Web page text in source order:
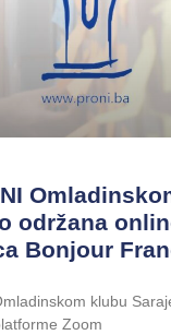
održana
Bonjour
klubu
Zoom